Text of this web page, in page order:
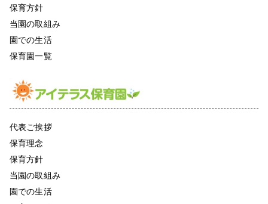
保育方針
当園の取組み
園での生活
保育園一覧
代表ご挨拶
保育理念
保育方針
当園の取組み
園での生活